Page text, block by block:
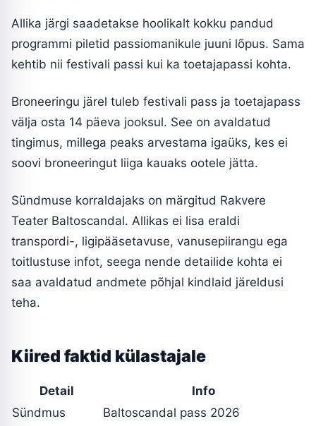
Allika järgi saadetakse hoolikalt kokku pandud
programmi piletid passiomanikule juuni lõpus. Sama
kehtib nii festivali passi kui ka toetajapassi kohta.
Broneeringu järel tuleb festivali pass ja toetajapass
välja osta 14 päeva jooksul. See on avaldatud
tingimus, millega peaks arvestama igaüks, kes ei
soovi broneeringut liiga kauaks ootele jätta.
Sündmuse korraldajaks on märgitud Rakvere
Teater Baltoscandal. Allikas ei lisa eraldi
transpordi-, ligipääsetavuse, vanusepiirangu ega
toitlustuse infot, seega nende detailide kohta ei
saa avaldatud andmete põhjal kindlaid järeldusi
teha.
Kiired faktid külastajale
Detail
Info
Sündmus
Baltoscandal pass 2026